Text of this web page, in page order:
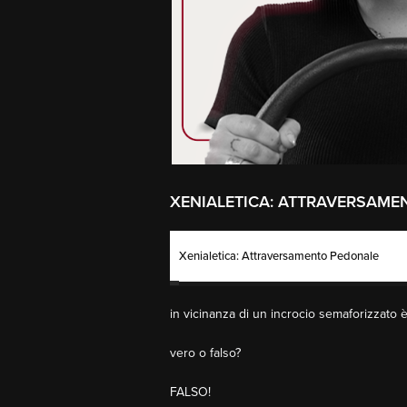
XENIALETICA:
Xenialetica: Attraversamento Pedonale
in vicinanza di un incrocio
vero o falso?
FALSO!